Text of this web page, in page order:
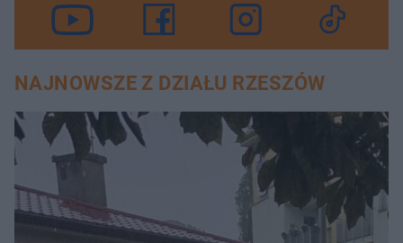
NAJNOWSZE Z DZIAŁU RZESZÓW